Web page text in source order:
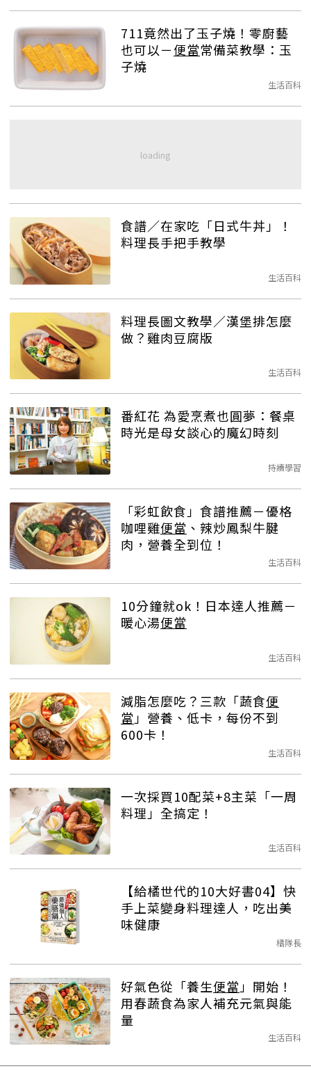
711竟然出了玉子燒！零廚藝
也可以－便當常備菜教學：玉
子燒
生活百科
食譜／在家吃「日式牛丼」！
料理長手把手教學
生活百科
料理長圖文教學／漢堡排怎麼
做？雞肉豆腐版
生活百科
番紅花 為愛烹煮也圓夢：餐桌
時光是母女談心的魔幻時刻
持續學習
「彩虹飲食」食譜推薦－優格
咖哩雞便當 、辣炒鳳梨牛腱
肉，營養全到位！
生活百科
10分鐘就ok！日本達人推薦－
暖心湯便當
生活百科
減脂怎麼吃？三款「蔬食便
當 」營養、低卡，每份不到
600卡！
生活百科
一次採買10配菜+8主菜「一周
料理」全搞定！
生活百科
【給橘世代的10大好書04】快
手上菜變身料理達人，吃出美
味健康
橘隊長
好氣色從「養生便當 」開始！
用春蔬食為家人補充元氣與能
量
生活百科